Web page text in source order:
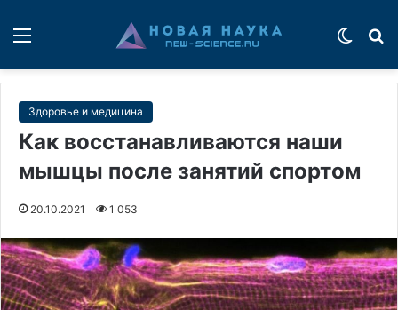
Здоровье и медицина
Как восстанавливаются наши
мышцы после занятий спортом
20.10.2021 1 053